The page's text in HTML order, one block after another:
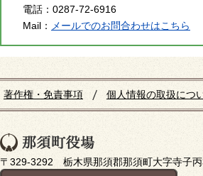
電話： 0287-72-6916
Mail： メールでのお問合わせはこちら
著作権・免責事項 個人情報の取扱につ
〒329-3292 栃木県那須郡那須町大字寺子